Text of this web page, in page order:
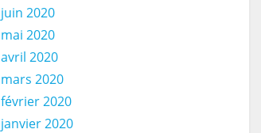
juin 2020
mai 2020
avril 2020
mars 2020
février 2020
janvier 2020